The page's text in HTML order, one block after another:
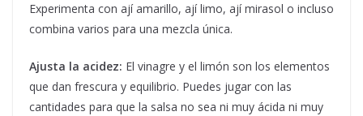
Experimenta con ají amarillo, ají limo, ají mirasol o incluso
combina varios para una mezcla única.
Ajusta la acidez: El vinagre y el limón son los elementos
que dan frescura y equilibrio. Puedes jugar con las
cantidades para que la salsa no sea ni muy ácida ni muy